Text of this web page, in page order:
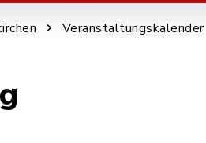
Veranstaltungskalender